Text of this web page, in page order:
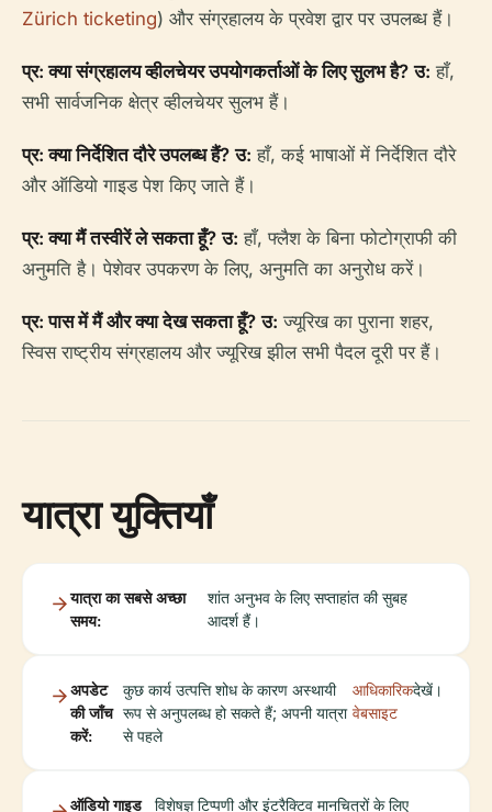
Zürich ticketing) और संग्रहालय के प्रवेश द्वार पर उपलब्ध हैं।
प्र: क्या संग्रहालय व्हीलचेयर उपयोगकर्ताओं के लिए सुलभ है? उ: हाँ,
सभी सार्वजनिक क्षेत्र व्हीलचेयर सुलभ हैं।
प्र: क्या निर्देशित दौरे उपलब्ध हैं? उ: हाँ, कई भाषाओं में निर्देशित दौरे
और ऑडियो गाइड पेश किए जाते हैं।
प्र: क्या मैं तस्वीरें ले सकता हूँ? उ: हाँ, फ्लैश के बिना फोटोग्राफी की
अनुमति है। पेशेवर उपकरण के लिए, अनुमति का अनुरोध करें।
प्र: पास में मैं और क्या देख सकता हूँ? उ: ज्यूरिख का पुराना शहर,
स्विस राष्ट्रीय संग्रहालय और ज्यूरिख झील सभी पैदल दूरी पर हैं।
यात्रा युक्तियाँ
यात्रा का सबसे अच्छा
समय:
शांत अनुभव के लिए सप्ताहांत की सुबह
आदर्श हैं।
अपडेट
की जाँच
करें:
कुछ कार्य उत्पत्ति शोध के कारण अस्थायी
रूप से अनुपलब्ध हो सकते हैं; अपनी यात्रा
से पहले
आधिकारिक
वेबसाइट
देखें।
ऑडियो गाइड विशेषज्ञ टिप्पणी और इंटरैक्टिव मानचित्रों के लिए